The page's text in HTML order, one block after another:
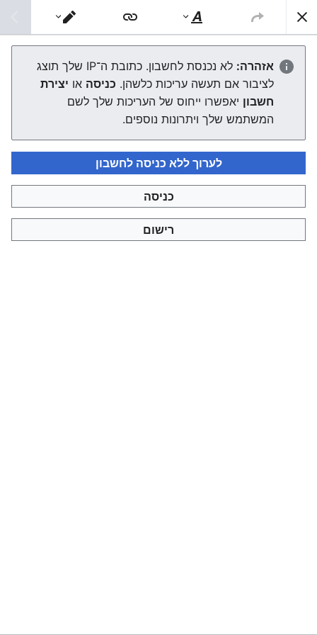
צפונות ויקי
תש"ה
העורך ייטען עכשיו. אם ההודעה הזאת עדיין מוצגת לאחר כמה
שניות, אפשרלטעון את הדף מחדש.
מדיניות פרטיות תצוגת מחשבים
סגנוּן
טקסט
מעבר
עורך
אזהרה:
לא נכנסת לחשבון. כתובת ה־IP שלך תוצג
לציבור אם תעשה עריכות כלשהן. כניסה או יצירת
חשבון יאפשרו ייחוס של העריכות שלך לשם
המשתמש שלך ויתרונות נוספים.
לערוך ללא כניסה לחשבון
כניסה
רישום